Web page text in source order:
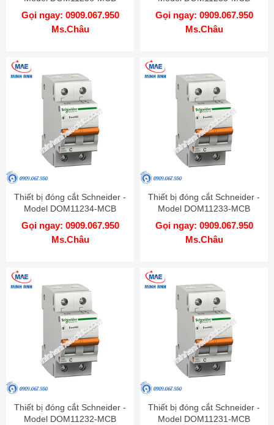
Gọi ngay: 0909.067.950
Ms.Châu
Gọi ngay: 0909.067.950
Ms.Châu
Thiết bị đóng cắt Schneider -
Model DOM11234-MCB
Gọi ngay: 0909.067.950
Ms.Châu
Thiết bị đóng cắt Schneider -
Model DOM11233-MCB
Gọi ngay: 0909.067.950
Ms.Châu
Thiết bị đóng cắt Schneider -
Model DOM11232-MCB
Thiết bị đóng cắt Schneider -
Model DOM11231-MCB